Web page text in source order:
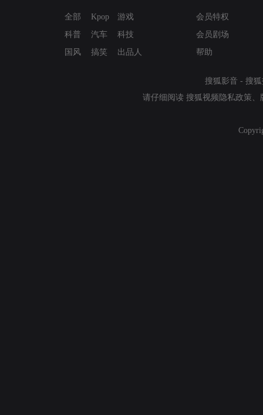
全部
科普
国风
Kpop
汽车
搞笑
游戏
科技
出品人
会员特权
会员剧场
帮助
搜狐影音 - 搜
请仔细阅读 搜狐视频隐私政策 、